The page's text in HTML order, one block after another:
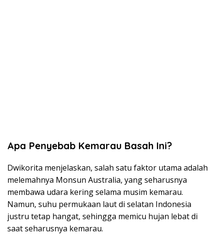
Apa Penyebab Kemarau Basah Ini?
Dwikorita menjelaskan, salah satu faktor utama adalah
melemahnya Monsun Australia, yang seharusnya
membawa udara kering selama musim kemarau.
Namun, suhu permukaan laut di selatan Indonesia
justru tetap hangat, sehingga memicu hujan lebat di
saat seharusnya kemarau.